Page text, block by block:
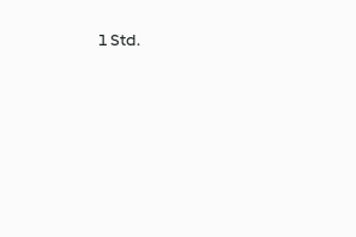
1 Std.